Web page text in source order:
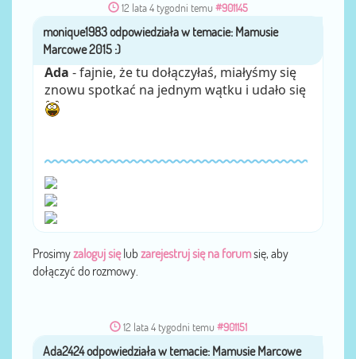
12 lata 4 tygodni temu #901145
przezmonique1983
Ada - fajnie, że tu dołączyłaś, miałyśmy się
znowu spotkać na jednym wątku i udało się
Prosimyzaloguj sięlub zarejestruj się na forumsię, aby
dołączyć do rozmowy.
12 lata 4 tygodni temu #901151
przezAda2424